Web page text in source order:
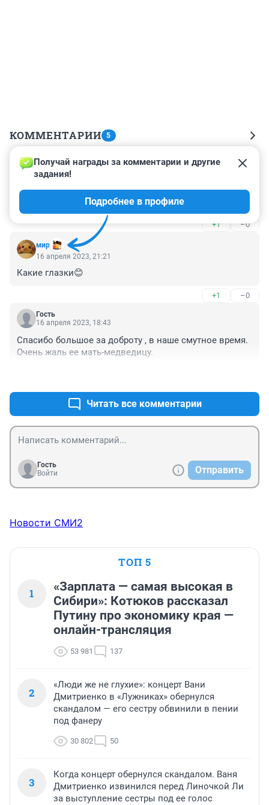
КОММЕНТАРИИ 5
Гость
17 апреля 2023, 00:49
И будет потом на свободе очень опасный зверь,
который не боится людей.
+1 –0
мир
Получай награды за комментарии и другие
задания!
Подробнее в профиле
16 апреля 2023, 21:21
Какие глазки😊
+1 –0
Гость
16 апреля 2023, 18:43
Спасибо большое за доброту , в наше смутное время.
Очень жаль ее мать-медведицу.
Читать все комментарии
Гость
Войти
Отправить
Новости СМИ2
ТОП 5
1
«Зарплата — самая высокая в
Сибири»: Котюков рассказал
Путину про экономику края —
онлайн-трансляция
53 981 137
2
«Люди же не глухие»: концерт Вани
Дмитриенко в «Лужниках» обернулся
скандалом — его сестру обвинили в пении
под фанеру
30 802 50
3
Когда концерт обернулся скандалом. Ваня
Дмитриенко извинился перед Линочкой Ли
за выступление сестры под ее голос